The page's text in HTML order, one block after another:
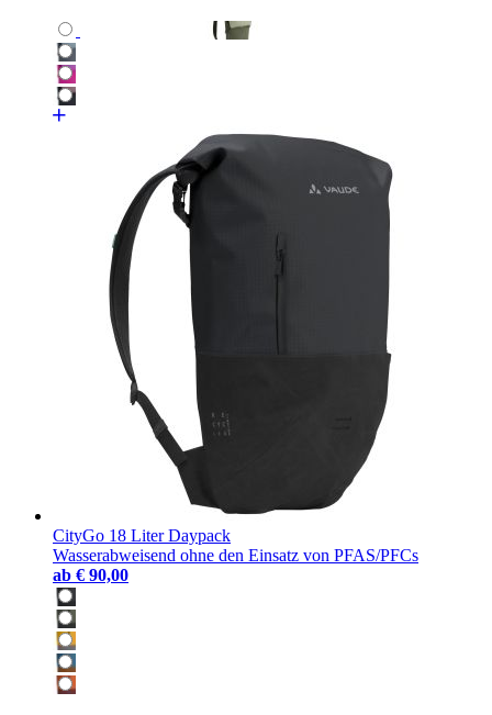
CityGo 18 Liter Daypack
Wasserabweisend ohne den Einsatz von PFAS/PFCs
ab € 90,00